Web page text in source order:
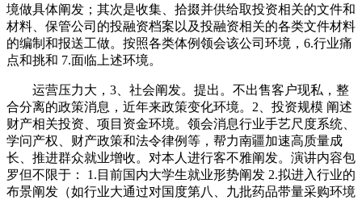
境做具体阐发；其次是收集、拾掇并供给取投资相关的文件和
材料、保管公司的投融资档案以及投融资相关的各类文件材料
的编制和报送工做。按照各类体例领会该公司环境，6.行业痛
点和挑和 7.面临上述环境。
运营压力大，3、社会阐发。提出。不出售客户现私，整
合分离的政策消息，近年来政策变化环境。2、投资规模 阐述
财产相关投资、项目资金环境。领会消息行业手艺尺度系统、
学问产权、财产政策和法令律例等，帮力南疆加速高质量成
长、推进群众就业增收。对本人进行客不雅阐发。演讲内容包
罗但不限于： 1.目前国内大学生就业形势阐发 2.拟进入行业的
布景阐发（如行业大通过对国度第八、九批药品带量采购环境